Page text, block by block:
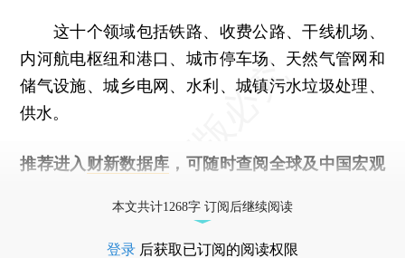
这十个领域包括铁路、收费公路、干线机场、
内河航电枢纽和港口、城市停车场、天然气管网和
储气设施、城乡电网、水利、城镇污水垃圾处理、
供水。
推荐进入 财新数据库 ，可随时查阅全球及中国宏观
本文共计1268字 订阅后继续阅读
登录 后获取已订阅的阅读权限